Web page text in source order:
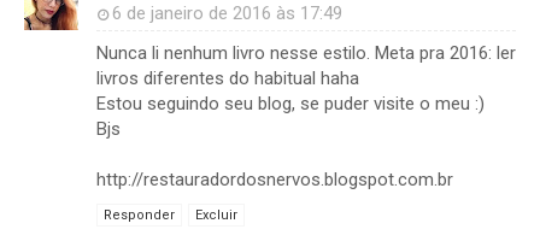
6 de janeiro de 2016 às 17:49
Nunca li nenhum livro nesse estilo. Meta pra 2016: ler
livros diferentes do habitual haha
Estou seguindo seu blog, se puder visite o meu :)
Bjs
http://restauradordosnervos.blogspot.com.br
Responder Excluir